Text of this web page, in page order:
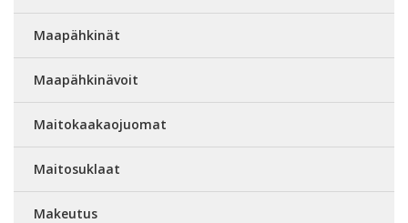
Maapähkinät
Maapähkinävoit
Maitokaakaojuomat
Maitosuklaat
Makeutus